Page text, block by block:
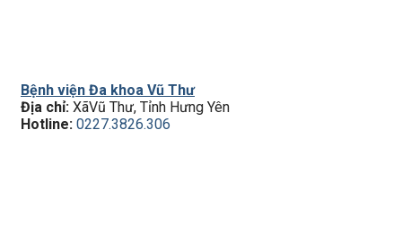
Bệnh viện Đa khoa Vũ Thư
Địa chỉ: XãVũ Thư, Tỉnh Hưng Yên
Hotline: 0227.3826.306